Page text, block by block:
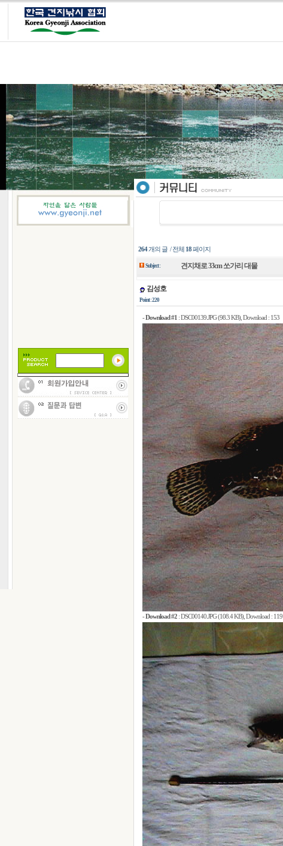
264개의 글 / 전체 18페이지
Subject : 견지채로 33cm 쏘가리 대물
김성호
Point : 220
-Download #1 :DSC00139.JPG (98.3 KB), Download : 153
-Download #2 :DSC00140.JPG (108.4 KB), Download : 119